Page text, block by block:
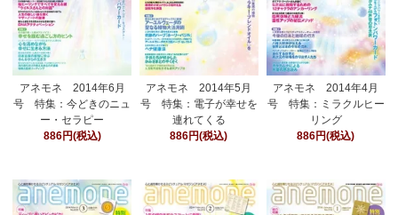
アネモネ 2014年6月
号 特集：今どきのニュ
ー・セラピー
886円(税込)
アネモネ 2014年5月
号 特集：電子が幸せを
連れてくる
886円(税込)
アネモネ 2014年4月
号 特集：ミラクルヒー
リング
886円(税込)